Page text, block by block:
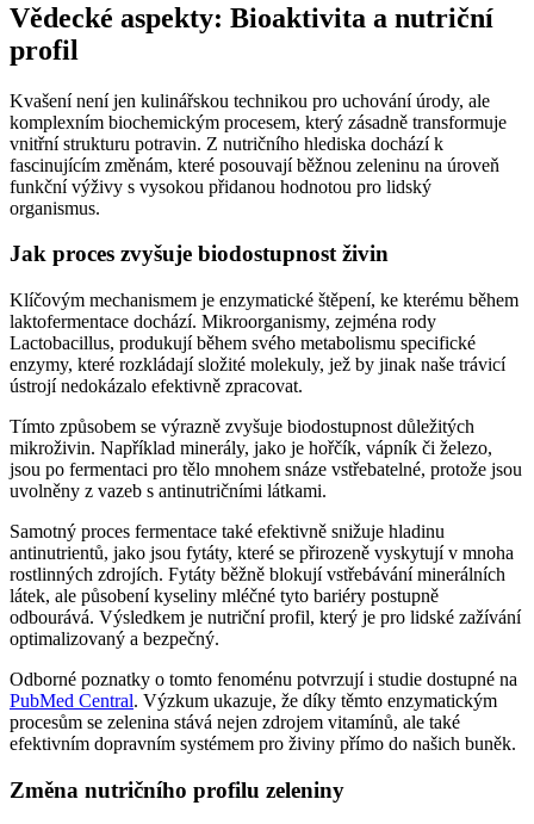
Vědecké aspekty: Bioaktivita a nutriční
profil
Kvašení není jen kulinářskou technikou pro uchování úrody, ale
komplexním biochemickým procesem, který zásadně transformuje
vnitřní strukturu potravin. Z nutričního hlediska dochází k
fascinujícím změnám, které posouvají běžnou zeleninu na úroveň
funkční výživy s vysokou přidanou hodnotou pro lidský
organismus.
Jak proces zvyšuje biodostupnost živin
Klíčovým mechanismem je enzymatické štěpení, ke kterému během
laktofermentace dochází. Mikroorganismy, zejména rody
Lactobacillus, produkují během svého metabolismu specifické
enzymy, které rozkládají složité molekuly, jež by jinak naše trávicí
ústrojí nedokázalo efektivně zpracovat.
Tímto způsobem se výrazně zvyšuje biodostupnost důležitých
mikroživin. Například minerály, jako je hořčík, vápník či železo,
jsou po fermentaci pro tělo mnohem snáze vstřebatelné, protože jsou
uvolněny z vazeb s antinutričními látkami.
Samotný proces fermentace také efektivně snižuje hladinu
antinutrientů, jako jsou fytáty, které se přirozeně vyskytují v mnoha
rostlinných zdrojích. Fytáty běžně blokují vstřebávání minerálních
látek, ale působení kyseliny mléčné tyto bariéry postupně
odbourává. Výsledkem je nutriční profil, který je pro lidské zažívání
optimalizovaný a bezpečný.
Odborné poznatky o tomto fenoménu potvrzují i studie dostupné na
PubMed Central. Výzkum ukazuje, že díky těmto enzymatickým
procesům se zelenina stává nejen zdrojem vitamínů, ale také
efektivním dopravním systémem pro živiny přímo do našich buněk.
Změna nutričního profilu zeleniny